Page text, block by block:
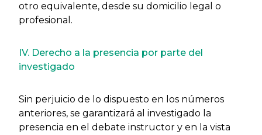
otro equivalente, desde su domicilio legal o
profesional.
IV. Derecho a la presencia por parte del
investigado
Sin perjuicio de lo dispuesto en los números
anteriores, se garantizará al investigado la
presencia en el debate instructor y en la vista